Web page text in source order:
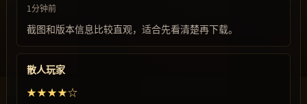
1分钟前
截图和版本信息比较直观，适合先看清楚再下载。
散人玩家
★★★★☆